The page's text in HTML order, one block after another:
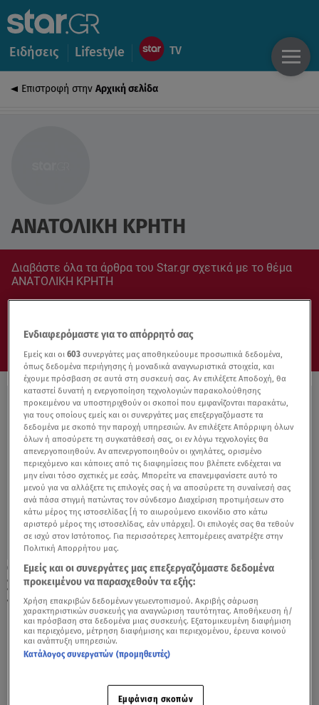
Ειδήσεις Lifestyle
Επιστροφή στην Αρχική σελίδα
ΑΝΑΤΟΛΙΚΗ ΚΡΗΤΗ
Διαβάστε όλα τα άρθρα του Star.gr σχετικά με το θέμα
ΑΝΑΤΟΛΙΚΗ ΚΡΗΤΗ
10.03.23, 12:44
Συναγερμός για λειψυδρία και ξηρασία σε
περιοχές της Ελλάδας
Ενδιαφερόμαστε για το απόρρητό σας
Εμείς και οι603 συνεργάτες μας αποθηκεύουμε προσωπικά δεδομένα,
όπως δεδομένα περιήγησης ή μοναδικά αναγνωριστικά στοιχεία, και
έχουμε πρόσβαση σε αυτά στη συσκευή σας. Αν επιλέξετε Αποδοχή, θα
καταστεί δυνατή η ενεργοποίηση τεχνολογιών παρακολούθησης
προκειμένου να υποστηριχθούν οι σκοποί που εμφανίζονται παρακάτω,
για τους οποίους εμείς και οι συνεργάτες μας επεξεργαζόμαστε τα
δεδομένα με σκοπό την παροχή υπηρεσιών. Αν επιλέξετε Απόρριψη όλων
όλων ή αποσύρετε τη συγκατάθεσή σας, οι εν λόγω τεχνολογίες θα
απενεργοποιηθούν. Αν απενεργοποιηθούν οι ιχνηλάτες, ορισμένο
περιεχόμενο και κάποιες από τις διαφημίσεις που βλέπετε ενδέχεται να
μην είναι τόσο σχετικές με εσάς. Μπορείτε να επανεμφανίσετε αυτό το
μενού για να αλλάξετε τις επιλογές σας ή να αποσύρετε τη συναίνεσή σας
ανά πάσα στιγμή πατώντας τον σύνδεσμο Διαχείριση προτιμήσεων στο
κάτω μέρος της ιστοσελίδας [ή το αιωρούμενο εικονίδιο στο κάτω
αριστερό μέρος της ιστοσελίδας, εάν υπάρχει]. Οι επιλογές σας θα τεθούν
σε ισχύ στον Ιστότοπος. Για περισσότερες λεπτομέρειες ανατρέξτε στην
Πολιτική Απορρήτου μας.
Εμείς και οι συνεργάτες μας επεξεργαζόμαστε δεδομένα
προκειμένου να παρασχεθούν τα εξής:
Χρήση επακριβών δεδομένων γεωεντοπισμού. Ακριβής σάρωση
χαρακτηριστικών συσκευής για αναγνώριση ταυτότητας. Αποθήκευση ή/
και πρόσβαση στα δεδομένα μιας συσκευής. Εξατομικευμένη διαφήμιση
και περιεχόμενο, μέτρηση διαφήμισης και περιεχομένου, έρευνα κοινού
και ανάπτυξη υπηρεσιών.
Κατάλογος συνεργατών (προμηθευτές)
Εμφάνιση σκοπών